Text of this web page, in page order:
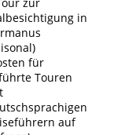
in
für
Touren
auf